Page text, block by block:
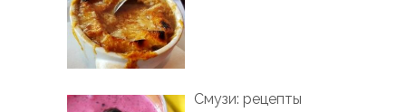
Смузи: рецепты